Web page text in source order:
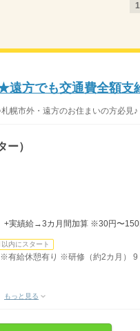
1
方でも交通費全額
幌市外・遠方のお住まいの方必見
ー）
実績給→3カ月間加算 ※30円〜150
以内にスタート
有給休憩有り ※研修（約2カ月） 9
もっと見る